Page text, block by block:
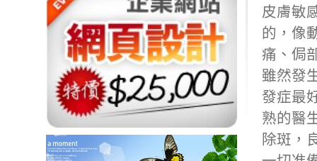
皮膚敏
的，像
痛、侷
雖然發
發症最
熟的醫
除斑 ，